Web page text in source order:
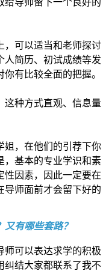
，可以适当和老师探讨
人简历、初试成绩等发
有比较全面的把握。
这种方式直观、信息量
姐，在他们的引荐下你
，基本的专业学识和素
性因素，因此一定要在
导师面前才会留下好的
有哪些套路？
师可以表达求学的积极
纠结大家都联系了我不